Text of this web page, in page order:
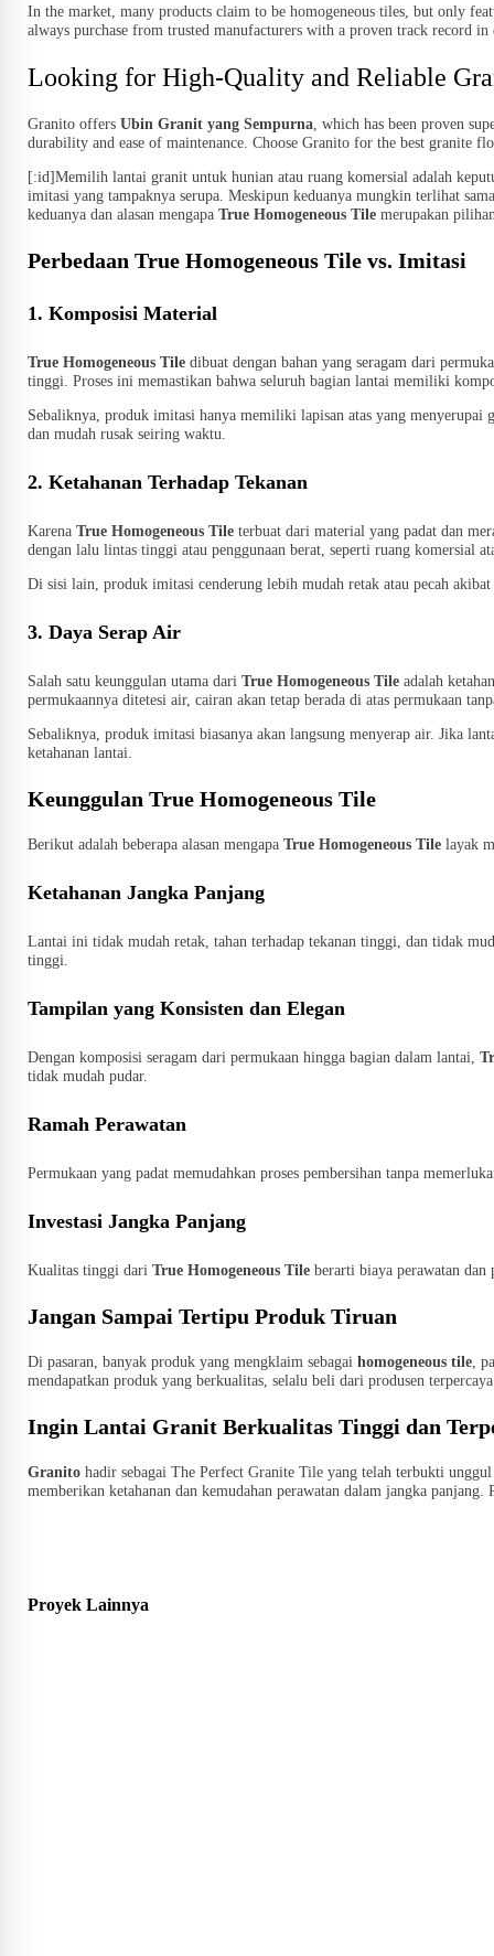
In the market, many products claim to be homogeneous tiles, but only
always purchase from trusted manufacturers with a proven track record
Looking for High-Quality and Reliable
Granito offersUbin Granit yang Sempurna , which has been proven
durability and ease of maintenance. Choose Granito for the best granite
[:id]Memilih lantai granit untuk hunian atau ruang komersial adalah
imitasi yang tampaknya serupa. Meskipun keduanya mungkin terlihat
keduanya dan alasan mengapaTrue Homogeneous Tile merupakan
Perbedaan True Homogeneous Tile vs. Imitasi
1. Komposisi Material
True Homogeneous Tile dibuat dengan bahan yang seragam dari
tinggi. Proses ini memastikan bahwa seluruh bagian lantai memiliki
Sebaliknya, produk imitasi hanya memiliki lapisan atas yang
dan mudah rusak seiring waktu.
2. Ketahanan Terhadap Tekanan
KarenaTrue Homogeneous Tile terbuat dari material yang padat dan
dengan lalu lintas tinggi atau penggunaan berat, seperti ruang komersial
Di sisi lain, produk imitasi cenderung lebih mudah retak atau pecah
3. Daya Serap Air
Salah satu keunggulan utama dariTrue Homogeneous Tile adalah
permukaannya ditetesi air, cairan akan tetap berada di atas permukaan
Sebaliknya, produk imitasi biasanya akan langsung menyerap air. Jika
ketahanan lantai.
Keunggulan True Homogeneous Tile
Berikut adalah beberapa alasan mengapaTrue Homogeneous Tile layak
Ketahanan Jangka Panjang
Lantai ini tidak mudah retak, tahan terhadap tekanan tinggi, dan tidak
tinggi.
Tampilan yang Konsisten dan Elegan
Dengan komposisi seragam dari permukaan hingga bagian dalam lantai,
tidak mudah pudar.
Ramah Perawatan
Permukaan yang padat memudahkan proses pembersihan tanpa
Investasi Jangka Panjang
Kualitas tinggi dariTrue Homogeneous Tile berarti biaya perawatan
Jangan Sampai Tertipu Produk Tiruan
Di pasaran, banyak produk yang mengklaim sebagaihomogeneous tile ,
mendapatkan produk yang berkualitas, selalu beli dari produsen
Ingin Lantai Granit Berkualitas Tinggi dan
Granito hadir sebagai The Perfect Granite Tile yang telah terbukti
memberikan ketahanan dan kemudahan perawatan dalam jangka
Proyek Lainnya